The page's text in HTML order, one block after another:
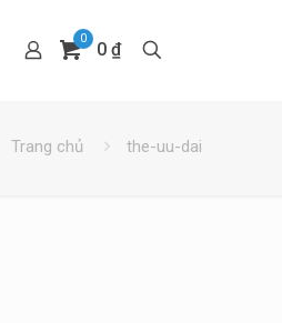
0
0 ₫
Trang chủ the-uu-dai